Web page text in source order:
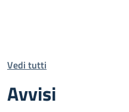
Vedi tutti
Avvisi